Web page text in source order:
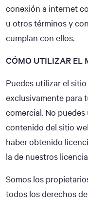
conexión a internet
u otros términos y
cumplan con ellos.
CÓMO UTILIZAR EL
Puedes utilizar el
exclusivamente para
comercial. No
contenido del sitio
haber obtenido
la de nuestros
Somos los
todos los derechos